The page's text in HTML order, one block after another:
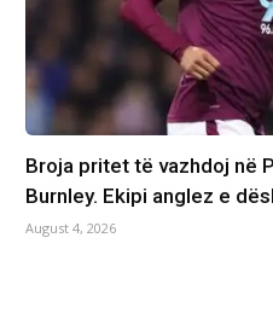
Broja pritet të vazhdoj në
Burnley. Ekipi anglez e
August 4, 2026